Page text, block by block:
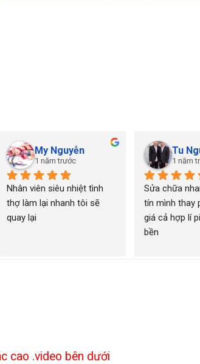
My Nguyễn
1 năm trước
Nhân viên siêu nhiệt tình
thợ làm lại nhanh tôi sẽ
quay lại
Tu
1 năm
Sửa chữa
tín mình thay
giá cả hợp lí
bền
cao .video bên dưới